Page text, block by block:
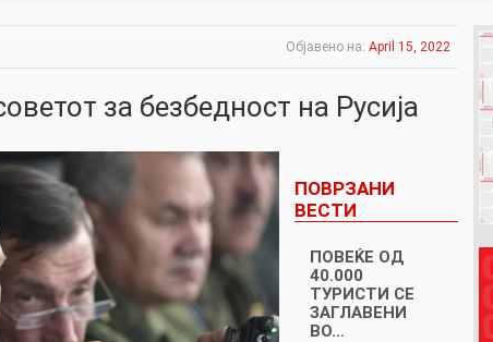
Објавено на: April 15, 2022
за безбедност на Русија
ПОВРЗАНИ
ВЕСТИ
ПОВЕЌЕ ОД
40.000
ТУРИСТИ СЕ
ЗАГЛАВЕНИ
ВО…